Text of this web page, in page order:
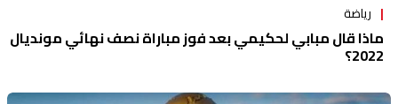
رياضة
ماذا قال مبابي لحكيمي بعد فوز مباراة نصف نهائي مونديال
2022؟